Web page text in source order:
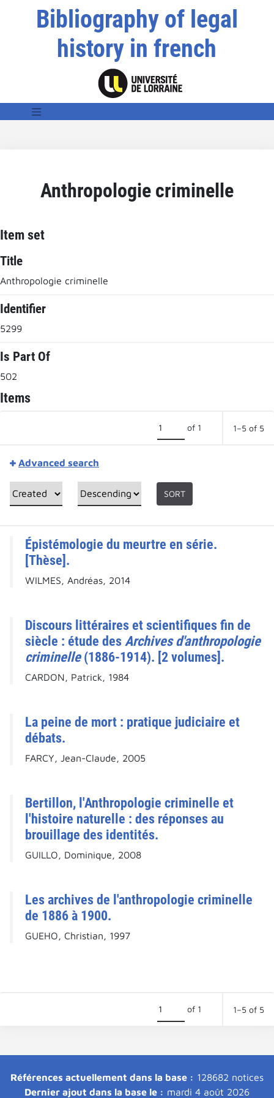
Bibliography of legal
history in french
Anthropologie criminelle
Item set
Title
Anthropologie criminelle
Identifier
5299
Is Part Of
502
Items
of 1 1–5 of 5
Advanced search
SORT
Épistémologie du meurtre en série.
[Thèse].
WILMES, Andréas, 2014
Discours littéraires et scientifiques fin de
siècle : étude des Archives d'anthropologie
criminelle(1886-1914). [2 volumes].
CARDON, Patrick, 1984
La peine de mort : pratique judiciaire et
débats.
FARCY, Jean-Claude, 2005
Bertillon, l'Anthropologie criminelle et
l'histoire naturelle : des réponses au
brouillage des identités.
GUILLO, Dominique, 2008
Les archives de l'anthropologie criminelle
de 1886 à 1900.
GUEHO, Christian, 1997
of 1 1–5 of 5
Références actuellement dans la base : 128682 notices
Dernier ajout dans la base le : mardi 4 août 2026